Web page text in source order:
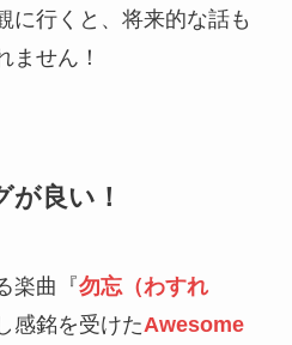
に行くと、将来的な話も
ません！
が良い！
楽曲『勿忘（わすれ
感銘を受けたAwesome